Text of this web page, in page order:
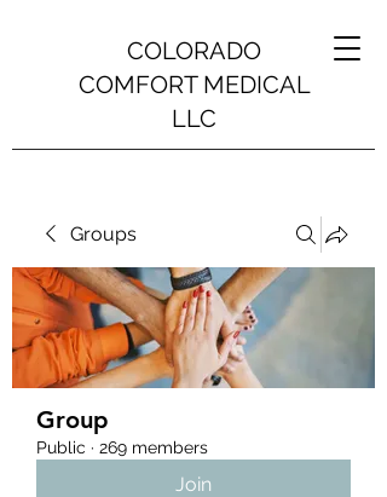
COLORADO
COMFORT MEDICAL
LLC
Groups
Group
Public · 269 members
Join